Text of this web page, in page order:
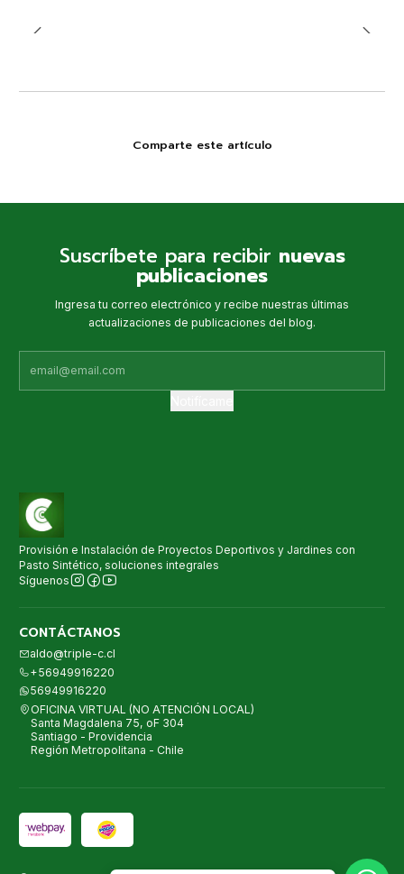
Comparte este artículo
Suscríbete para recibir nuevas
publicaciones
Ingresa tu correo electrónico y recibe nuestras últimas
actualizaciones de publicaciones del blog.
Provisión e Instalación de Proyectos Deportivos y Jardines con
Pasto Sintético, soluciones integrales
Síguenos
CONTÁCTANOS
aldo@triple-c.cl
+56949916220
56949916220
OFICINA VIRTUAL (NO ATENCIÓN LOCAL)
Santa Magdalena 75, oF 304
Santiago - Providencia
Región Metropolitana - Chile